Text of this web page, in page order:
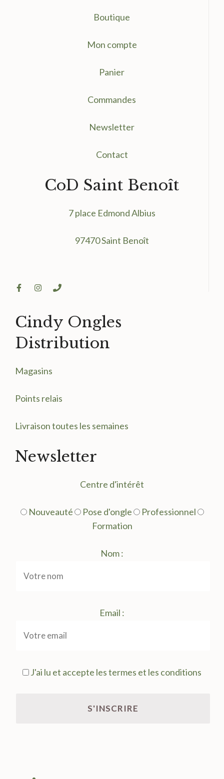
Boutique
Mon compte
Panier
Commandes
Newsletter
Contact
CoD Saint Benoît
7 place Edmond Albius
97470 Saint Benoît
Cindy Ongles
Distribution
Magasins
Points relais
Livraison toutes les semaines
Newsletter
Centre d'intérêt
Nouveauté Pose d'ongle
Professionnel
Formation
Nom :
Email :
J'ai lu et accepte les termes et les conditions